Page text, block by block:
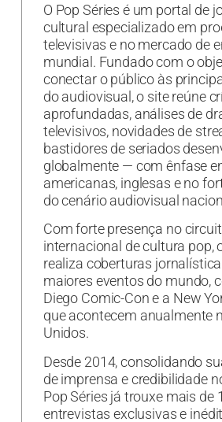
O Pop Séries é um portal de
cultural especializado em
televisivas e no mercado de
mundial. Fundado com o
conectar o público às
do audiovisual, o site reúne
aprofundadas, análises de
televisivos, novidades de
bastidores de seriados
globalmente — com ênfase
americanas, inglesas e no
do cenário audiovisual
Com forte presença no
internacional de cultura pop,
realiza coberturas
maiores eventos do mundo,
Diego Comic-Con e a New
que acontecem anualmente
Unidos.
Desde 2014, consolidando
de imprensa e credibilidade
Pop Séries já trouxe mais de
entrevistas exclusivas e